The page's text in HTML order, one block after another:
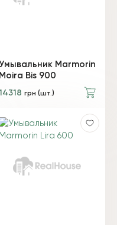
Умывальник Marmorin
Moira Bis 900
грн (шт.)